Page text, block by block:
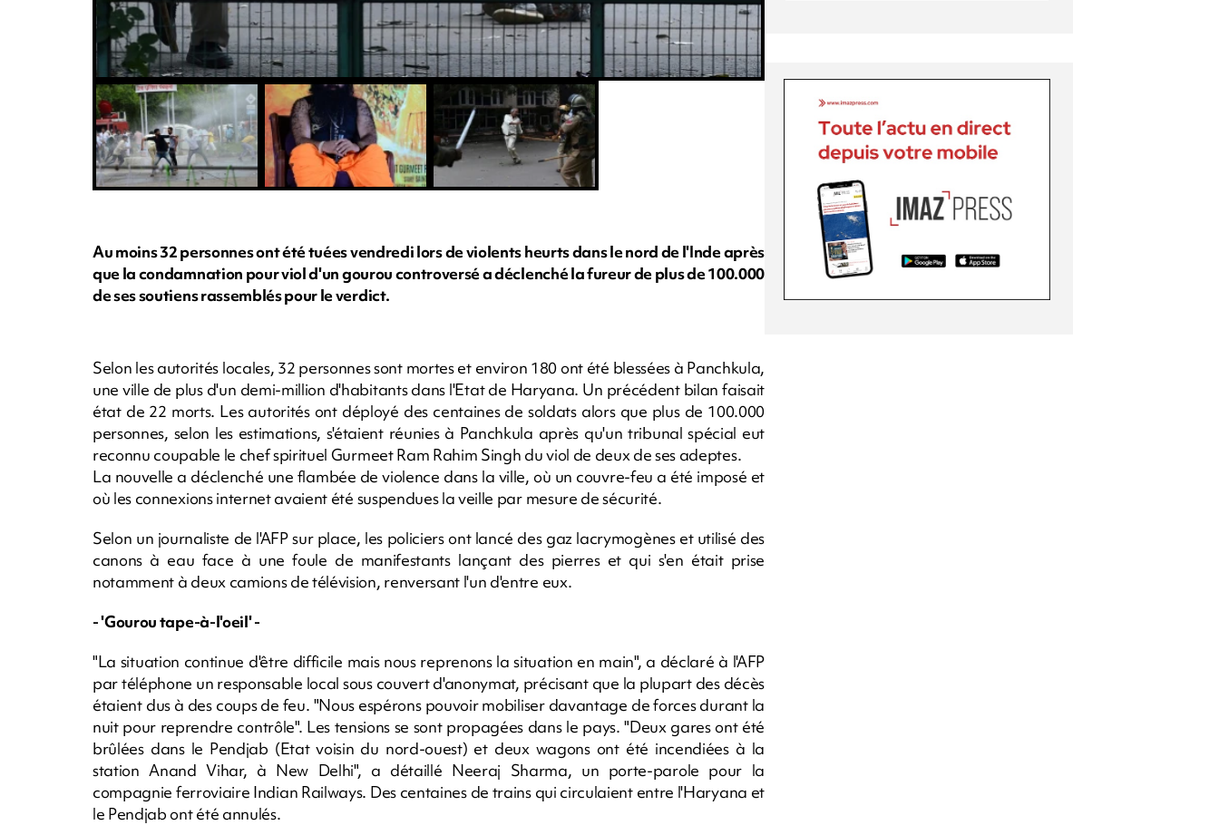
Au moins 32 personnes ont été tuées vendredi lors de violents heurts dans le nord de l'Inde après
que la condamnation pour viol d'un gourou controversé a déclenché la fureur de plus de 100.000
de ses soutiens rassemblés pour le verdict.
Selon les autorités locales, 32 personnes sont mortes et environ 180 ont été blessées à Panchkula,
une ville de plus d'un demi-million d'habitants dans l'Etat de Haryana. Un précédent bilan faisait
état de 22 morts. Les autorités ont déployé des centaines de soldats alors que plus de 100.000
personnes, selon les estimations, s'étaient réunies à Panchkula après qu'un tribunal spécial eut
reconnu coupable le chef spirituel Gurmeet Ram Rahim Singh du viol de deux de ses adeptes.
La nouvelle a déclenché une flambée de violence dans la ville, où un couvre-feu a été imposé et
où les connexions internet avaient été suspendues la veille par mesure de sécurité.
Selon un journaliste de l'AFP sur place, les policiers ont lancé des gaz lacrymogènes et utilisé des
canons à eau face à une foule de manifestants lançant des pierres et qui s'en était prise
notamment à deux camions de télévision, renversant l'un d'entre eux.
- 'Gourou tape-à-l'oeil' -
"La situation continue d'être difficile mais nous reprenons la situation en main", a déclaré à l'AFP
par téléphone un responsable local sous couvert d'anonymat, précisant que la plupart des décès
étaient dus à des coups de feu. "Nous espérons pouvoir mobiliser davantage de forces durant la
nuit pour reprendre contrôle". Les tensions se sont propagées dans le pays. "Deux gares ont été
brûlées dans le Pendjab (Etat voisin du nord-ouest) et deux wagons ont été incendiées à la
station Anand Vihar, à New Delhi", a détaillé Neeraj Sharma, un porte-parole pour la
compagnie ferroviaire Indian Railways. Des centaines de trains qui circulaient entre l'Haryana et
le Pendjab ont été annulés.